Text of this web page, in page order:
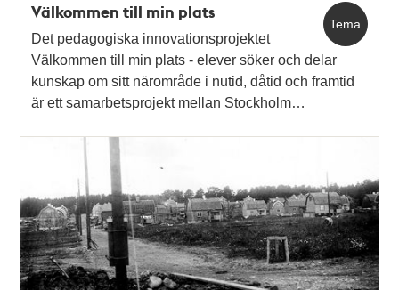
Tema
Välkommen till min plats
Det pedagogiska innovationsprojektet
Välkommen till min plats - elever söker och delar
kunskap om sitt närområde i nutid, dåtid och framtid
är ett samarbetsprojekt mellan Stockholm…